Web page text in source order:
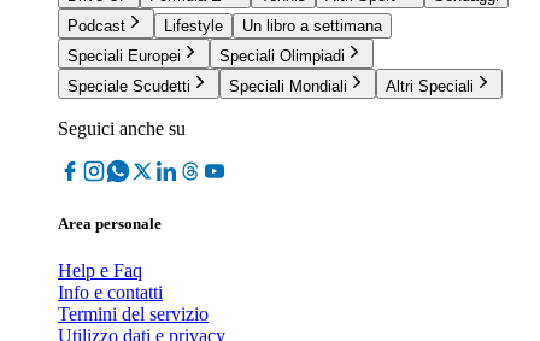
Podcast
Lifestyle
Un libro a settimana
Speciali Europei
Speciali Olimpiadi
Speciale Scudetti
Speciali Mondiali Altri Speciali
Seguici anche su
Area personale
Help e Faq
Info e contatti
Termini del servizio
Utilizzo dati e privacy